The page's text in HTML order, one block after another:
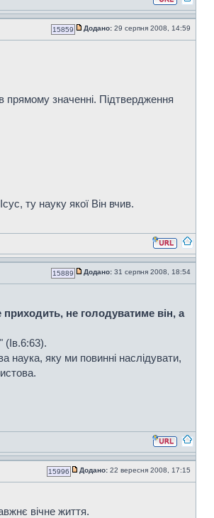
15859 Додано: 29 серпня 2008, 14:59
прямому значенні. Підтвердження
ту науку якої Він вчив.
15889 Додано: 31 серпня 2008, 18:54
не голодуватиме він, а
(Ів.6:63).
наука, яку ми повинні наслідувати,
15996 Додано: 22 вересня 2008, 17:15
вічне життя.